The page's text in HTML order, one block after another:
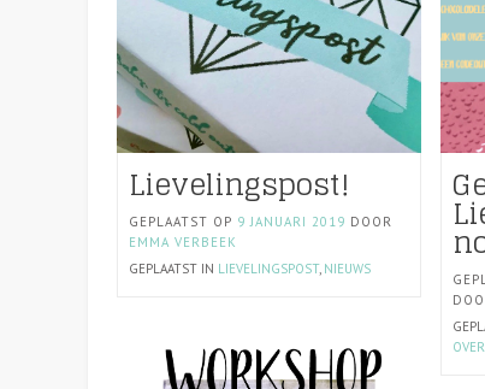
Lievelingspost!
GEPLAATST OP 9 JANUARI 2019 DOOR
EMMA VERBEEK
GEPLAATST IN LIEVELINGSPOST, NIEUWS